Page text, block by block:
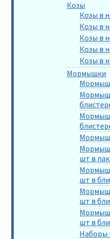
Козы
Козы в
Козы в
Козы в
Козы в
Козы в
Мормышки
шт в
шт в
шт в
шт в
Наборы